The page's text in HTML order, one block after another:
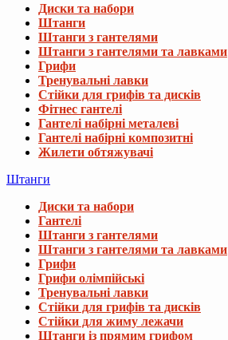
Диски та набори
Штанги
Штанги з гантелями
Штанги з гантелями та лавками
Грифи
Тренувальні лавки
Стійки для грифів та дисків
Фітнес гантелі
Гантелі набірні металеві
Гантелі набірні композитні
Жилети обтяжувачі
Штанги
Диски та набори
Гантелі
Штанги з гантелями
Штанги з гантелями та лавками
Грифи
Грифи олімпійські
Тренувальні лавки
Стійки для грифів та дисків
Стійки для жиму лежачи
Штанги із прямим грифом